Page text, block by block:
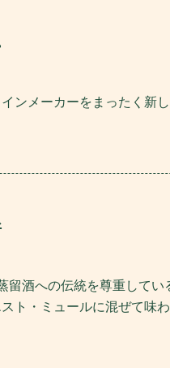
ンメーカーをまったく新
留酒への伝統を尊重してい
ト・ミュールに混ぜて味